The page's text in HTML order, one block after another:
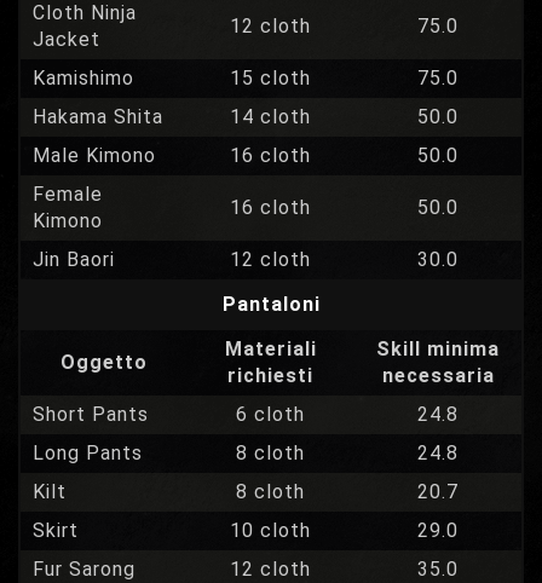
Cloth Ninja
Jacket
12 cloth 75.0
Kamishimo 15 cloth
75.0
Hakama Shita
14 cloth
50.0
Male Kimono
16 cloth
50.0
Female
Kimono
16 cloth 50.0
Jin Baori 12 cloth
30.0
Pantaloni
Oggetto
Materiali
richiesti
Skill minima
necessaria
Short Pants
6 cloth
24.8
Long Pants
8 cloth
24.8
Kilt
8 cloth
20.7
Skirt
10 cloth
29.0
Fur Sarong
12 cloth 35.0